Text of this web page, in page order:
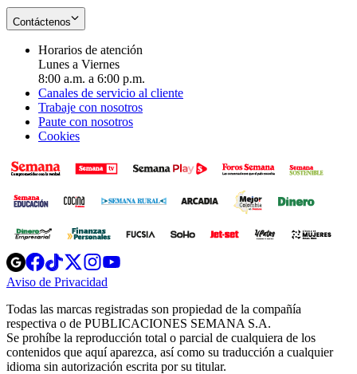
Contáctenos
Horarios de atención
Lunes a Viernes
8:00 a.m. a 6:00 p.m.
Canales de servicio al cliente
Trabaje con nosotros
Paute con nosotros
Cookies
Opens
in
new
Opens
in
new
Opens
in
new
window
Opens
new
windowwindow
Aviso de Privacidad
new
window
Todas las marcas registradas son propiedad de la compañía
respectiva o de PUBLICACIONES SEMANA S.A.
Se prohíbe la reproducción total o parcial de cualquiera de los
contenidos que aquí aparezca, así como su traducción a cualquier
idioma sin autorización escrita por su titular.